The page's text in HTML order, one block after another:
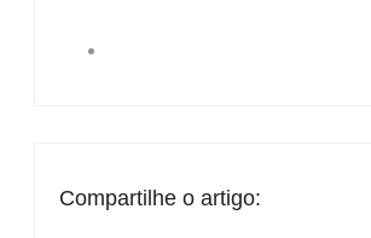
Compartilhe o artigo: